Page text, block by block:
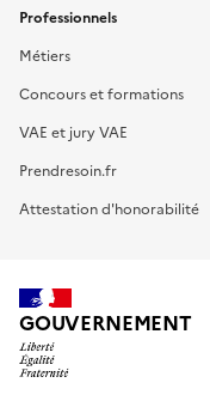
Professionnels
Métiers
Concours et formations
VAE et jury VAE
Prendresoin.fr
Attestation d'honorabilité
GOUVERNEMENT